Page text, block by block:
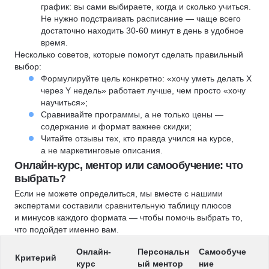
график: вы сами выбираете, когда и сколько учиться.
Не нужно подстраивать расписание — чаще всего
достаточно находить 30-60 минут в день в удобное
время.
Несколько советов, которые помогут сделать правильный
выбор:
Формулируйте цель конкретно: «хочу уметь делать X
через Y недель» работает лучше, чем просто «хочу
научиться»;
Сравнивайте программы, а не только цены —
содержание и формат важнее скидки;
Читайте отзывы тех, кто правда учился на курсе,
а не маркетинговые описания.
Онлайн-курс, ментор или самообучение: что
выбрать?
Если не можете определиться, мы вместе с нашими
экспертами составили сравнительную таблицу плюсов
и минусов каждого формата — чтобы помочь выбрать то,
что подойдет именно вам.
Критерий
Онлайн-
курс
Персональн
ый ментор
Самообуче
ние